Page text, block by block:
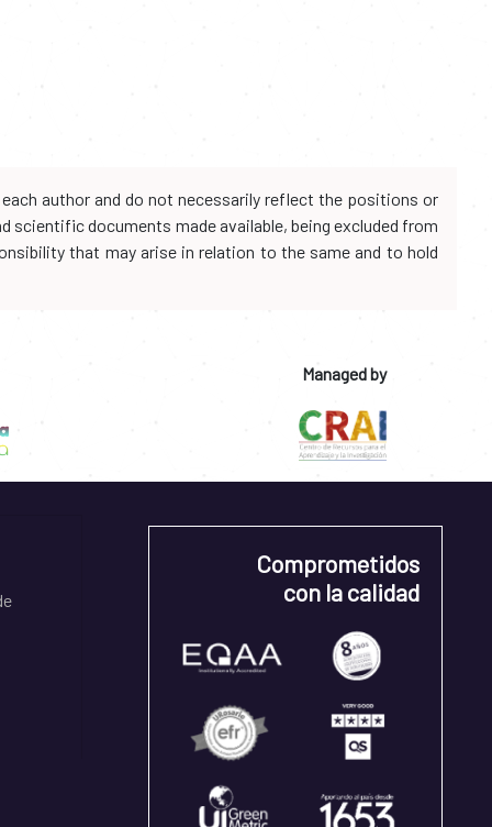
author and do not necessarily reflect the positions or
documents made available, being excluded from
that may arise in relation to the same and to hold
Managed by
Comprometidos
con la calidad